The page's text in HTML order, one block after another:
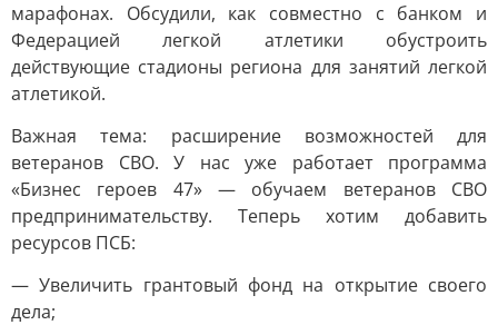
марафонах. Обсудили, как совместно с банком и
Федерацией легкой атлетики обустроить
действующие стадионы региона для занятий легкой
атлетикой.
Важная тема: расширение возможностей для
ветеранов СВО. У нас уже работает программа
«Бизнес героев 47» — обучаем ветеранов СВО
предпринимательству. Теперь хотим добавить
ресурсов ПСБ:
— Увеличить грантовый фонд на открытие своего
дела;